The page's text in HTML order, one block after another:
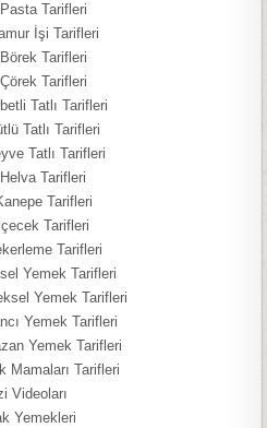
Tarifleri
İşi Tarifleri
Tarifleri
Tarifleri
Tatlı Tarifleri
Tatlı Tarifleri
Tatlı Tarifleri
Tarifleri
Tarifleri
Tarifleri
Tarifleri
Yemek Tarifleri
Yemek Tarifleri
Yemek Tarifleri
Yemek Tarifleri
Mamaları Tarifleri
Videoları
Yemekleri